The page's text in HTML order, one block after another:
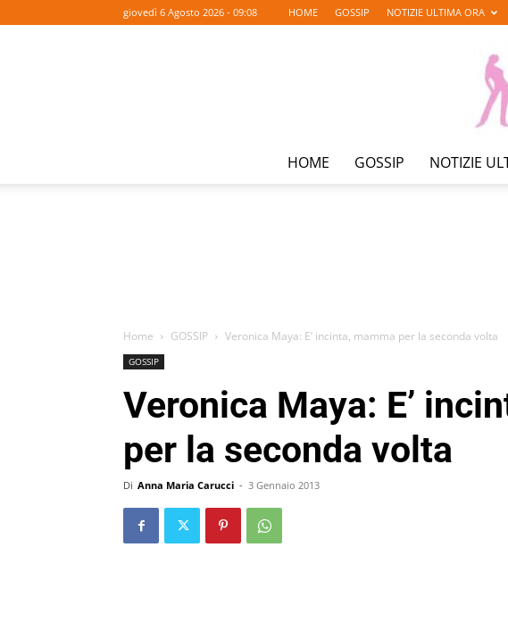
giovedì 6 Agosto 2026 - 09:08 HOME GOSSIP NOTIZIE ULTIMA ORA
HOME GOSSIP NOTIZIE
Home GOSSIP Veronica Maya: E’ incinta, mamma per la seconda volta
GOSSIP
Veronica Maya: E’
per la seconda volta
Di Anna Maria Carucci - 3 Gennaio 2013